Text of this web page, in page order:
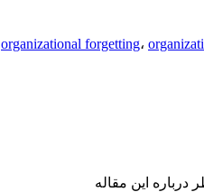
organizational forgetting،
درباره این مقاله